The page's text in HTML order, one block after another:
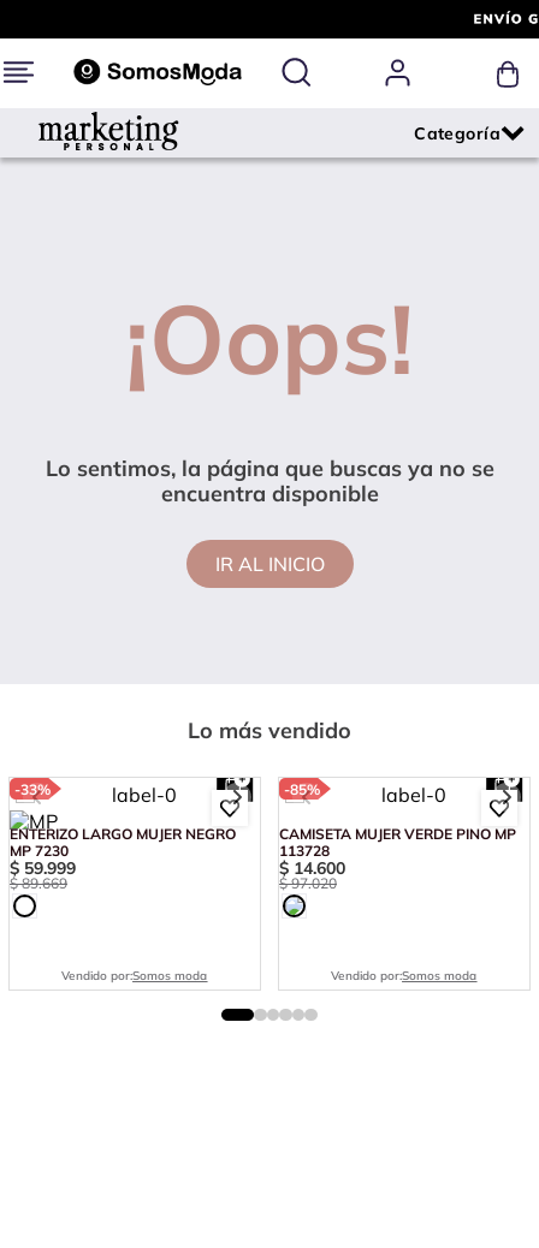
¡Oops!
Lo sentimos, la página que buscas ya no se
encuentra disponible
IR AL INICIO
Lo más vendido
-33%
ENTERIZO LARGO MUJER NEGRO
MP 7230
$ 59.999
$ 89.669
Vendido por:Somos moda
-85%
CAMISETA MUJER VERDE PINO MP
113728
$ 14.600
$ 97.020
Vendido por:Somos moda